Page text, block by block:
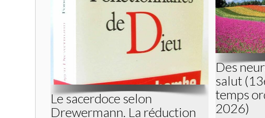
Des
salut
temps
2026)
Le sacerdoce selon
Drewermann. La réduction